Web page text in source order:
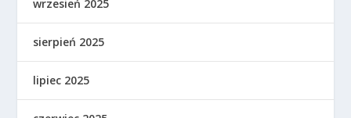
wrzesień 2025
sierpień 2025
lipiec 2025